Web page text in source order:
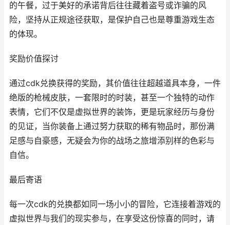
的午餐，过于美好的承诺背后往往藏着盗号或诈骗的风
险，坚持从正规途径获取，是保护自己也是尊重游戏生态
的体现。
奖励价值探讨
通过cdk兑换获得的奖励，其价值往往超越道具本身，一件
绝版的枪械皮肤，一套限时的时装，甚至一个独特的动作
表情，它们不仅是虚拟世界的装饰，更是玩家经历与身份
的见证，当你装备上通过努力获取的稀有物品时，那份满
足感与自豪感，无疑会为你的战场之旅增添别样的色彩与
自信。
最后寄语
每一次cdk的兑换都如同一场小小的冒险，它连接着游戏的
虚拟世界与我们的现实参与，在享受这份惊喜的同时，请